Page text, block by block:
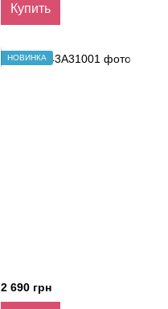
Купить
НОВИНКА
2 690 грн